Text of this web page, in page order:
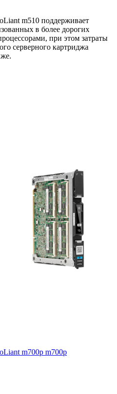
m510 поддерживает
в более дорогих
при этом затраты
серверного картриджа
m700p m700p